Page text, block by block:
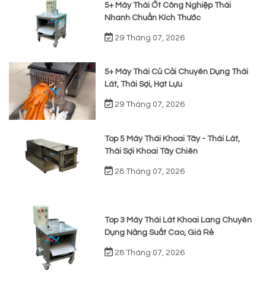
5+ Máy Thái Ớt Công Nghiệp Thái
Nhanh Chuẩn Kích Thước
29 Tháng 07, 2026
5+ Máy Thái Củ Cải Chuyên Dụng Thái
Lát, Thái Sợi, Hạt Lựu
29 Tháng 07, 2026
Top 5 Máy Thái Khoai Tây - Thái Lát,
Thái Sợi Khoai Tây Chiên
28 Tháng 07, 2026
Top 3 Máy Thái Lát Khoai Lang Chuyên
Dụng Năng Suất Cao, Giá Rẻ
28 Tháng 07, 2026